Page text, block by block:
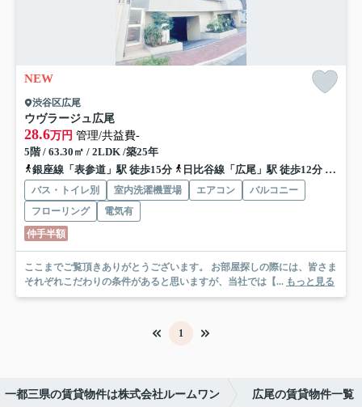
NEW
渋谷区広尾
ウヴラージュ広尾
28.6万円 管理/共益費-
5階 / 63.30㎡ / 2LDK /築25年
銀座線「表参道」駅 徒歩15分
日比谷線「広尾」駅 徒歩12分 山手
バス・トイレ別 室内洗濯機置場 エアコン
バルコニー
フローリング
電気有
仲手半額
ここまでご覧頂きありがとうございます。 お部屋探しの際には、皆さま
それぞれこだわりの条件があると思いますが、当社では【... もっと見る
1
一都三県の賃貸物件は株式会社ルームワン 広尾の賃貸物件一覧